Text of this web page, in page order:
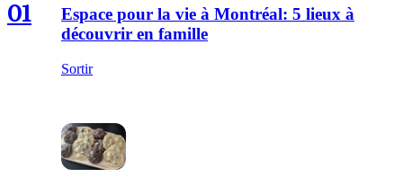
01
Espace pour la vie à Montréal: 5 lieux à
découvrir en famille
Sortir